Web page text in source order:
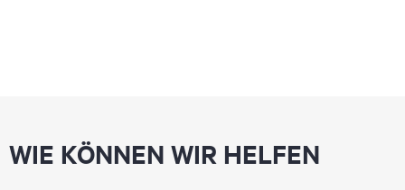
WIE KÖNNEN WIR HELFEN